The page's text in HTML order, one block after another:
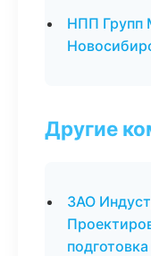
НПП Групп
Другие
ЗАО